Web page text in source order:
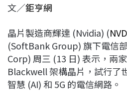
c
b
o
o
k
n
a
d
s
e
d
I
n
L
i
n
k
文／鉅亨網
晶片製造商輝達 (Nvidia) (
(SoftBank Group) 旗下電信
Corp) 周三 (13 日) 表示，兩
Blackwell 架構晶片，試行了
智慧 (AI) 和 5G 的電信網路。